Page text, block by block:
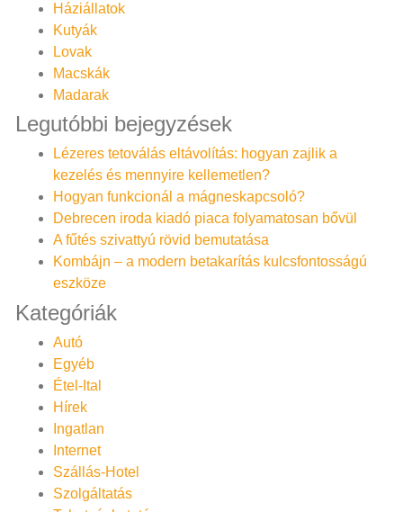
Háziállatok
Kutyák
Lovak
Macskák
Madarak
Legutóbbi bejegyzések
Lézeres tetoválás eltávolítás: hogyan zajlik a
kezelés és mennyire kellemetlen?
Hogyan funkcionál a mágneskapcsoló?
Debrecen iroda kiadó piaca folyamatosan bővül
A fűtés szivattyú rövid bemutatása
Kombájn – a modern betakarítás kulcsfontosságú
eszköze
Kategóriák
Autó
Egyéb
Étel-Ital
Hírek
Ingatlan
Internet
Szállás-Hotel
Szolgáltatás